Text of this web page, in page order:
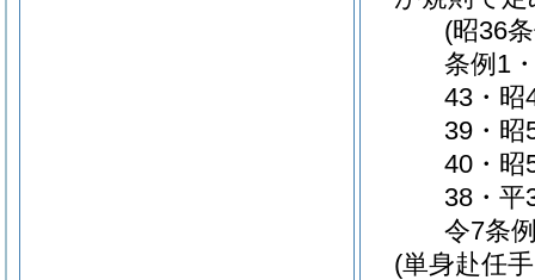
(昭36
条例1
43・昭
39・昭
40・昭
38・平
令7条
(単身赴任